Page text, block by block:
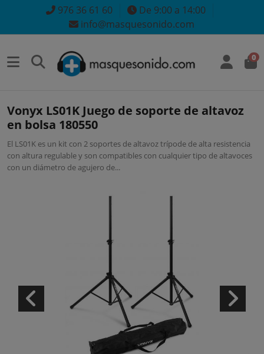
976 36 61 60
De 9:00 a 14:00
info@masquesonido.com
0
Vonyx LS01K Juego de soporte de altavoz
en bolsa 180550
El LS01K es un kit con 2 soportes de altavoz trípode de alta resistencia
con altura regulable y son compatibles con cualquier tipo de altavoces
con un diámetro de agujero de...